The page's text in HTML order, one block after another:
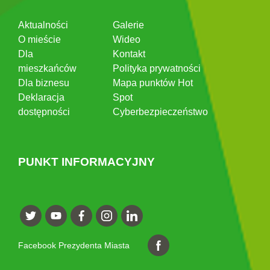
Aktualności
O mieście
Dla
mieszkańców
Dla biznesu
Deklaracja
dostępności
Galerie
Wideo
Kontakt
Polityka prywatności
Mapa punktów Hot
Spot
Cyberbezpieczeństwo
PUNKT INFORMACYJNY
Facebook Prezydenta Miasta